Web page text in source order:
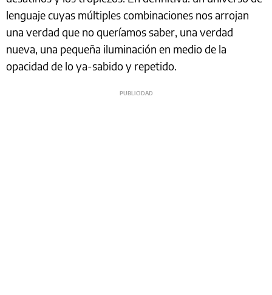
lenguaje cuyas múltiples combinaciones nos arrojan
una verdad que no queríamos saber, una verdad
nueva, una pequeña iluminación en medio de la
opacidad de lo ya-sabido y repetido.